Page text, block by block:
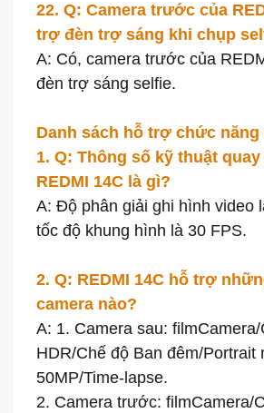
22. Q: Camera trước của
trợ đèn trợ sáng khi chụp
A: Có, camera trước của
đèn trợ sáng selfie.
Danh sách hỗ trợ chức năng
1. Q: Thông số kỹ thuật
REDMI 14C là gì?
A: Độ phân giải ghi hình video
tốc độ khung hình là 30 FPS.
2. Q: REDMI 14C hỗ trợ
camera nào?
A: 1. Camera sau:
HDR/Chế độ Ban đêm/Portrait
50MP/Time-lapse.
2. Camera trước: filmCamera/